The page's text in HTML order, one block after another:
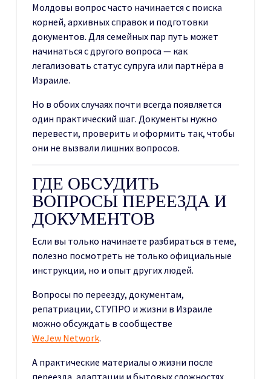
Молдовы вопрос часто начинается с поиска
корней, архивных справок и подготовки
документов. Для семейных пар путь может
начинаться с другого вопроса — как
легализовать статус супруга или партнёра в
Израиле.
Но в обоих случаях почти всегда появляется
один практический шаг. Документы нужно
перевести, проверить и оформить так, чтобы
они не вызвали лишних вопросов.
ГДЕ ОБСУДИТЬ
ВОПРОСЫ ПЕРЕЕЗДА И
ДОКУМЕНТОВ
Если вы только начинаете разбираться в теме,
полезно посмотреть не только официальные
инструкции, но и опыт других людей.
Вопросы по переезду, документам,
репатриации, СТУПРО и жизни в Израиле
можно обсуждать в сообществе
WeJew Network.
А практические материалы о жизни после
переезда, адаптации и бытовых сложностях